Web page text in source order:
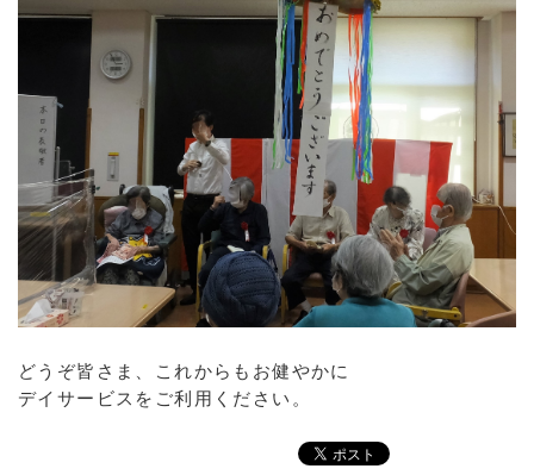
どうぞ皆さま、これからもお健やかに
デイサービスをご利用ください。